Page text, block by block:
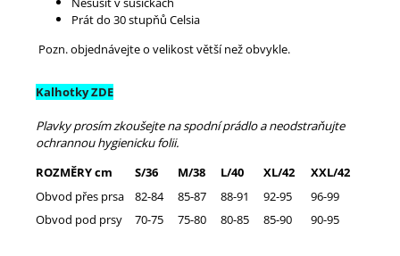
Prát do 30 stupňů Celsia
Pozn. objednávejte o velikost větší než obvykle.
Kalhotky ZDE
Plavky prosím zkoušejte na spodní prádlo a neodstraňujte
ochrannou hygienicku folii.
ROZMĚRY cm
S/36 M/38 L/40 XL/42
XXL/42
Obvod přes prsa
82-84 85-87 88-91 92-95
96-99
Obvod pod prsy
70-75 75-80 80-85 85-90 90-95